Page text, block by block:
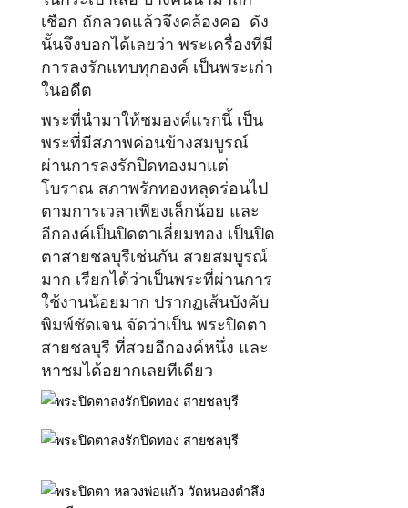
เชือก ถักลวดแล้วจึงคล้องคอ ดัง
นั้นจึงบอกได้เลยว่า พระเครื่องที่มี
การลงรักแทบทุกองค์ เป็นพระเก่า
ในอดีต
พระที่นำมาให้ชมองค์แรกนี้ เป็น
พระที่มีสภาพค่อนข้างสมบูรณ์
ผ่านการลงรักปิดทองมาแต่
โบราณ สภาพรักทองหลุดร่อนไป
ตามการเวลาเพียงเล็กน้อย และ
อีกองค์เป็นปิดตาเลี่ยมทอง เป็นปิด
ตาสายชลบุรีเช่นกัน สวยสมบูรณ์
มาก เรียกได้ว่าเป็นพระที่ผ่านการ
ใช้งานน้อยมาก ปรากฏเส้นบังคับ
พิมพ์ชัดเจน จัดว่าเป็น พระปิดตา
สายชลบุรี ที่สวยอีกองค์หนึ่ง และ
หาชมได้อยากเลยทีเดียว